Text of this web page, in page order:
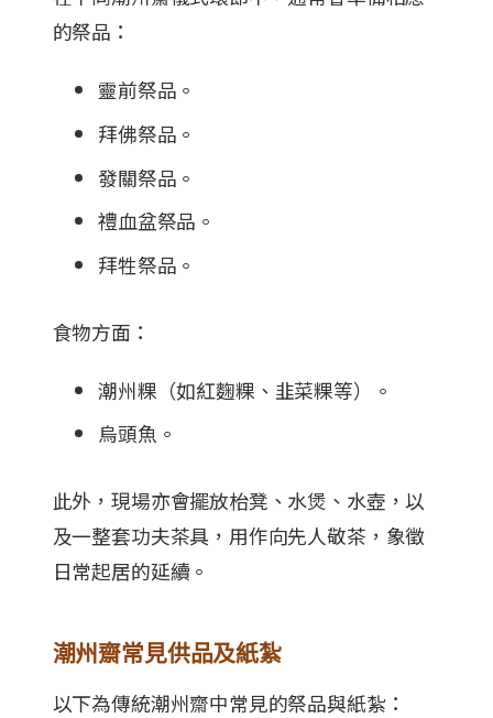
的祭品：
靈前祭品。
拜佛祭品。
發關祭品。
禮血盆祭品。
拜牲祭品。
食物方面：
潮州粿（如紅麴粿、韭菜粿等）。
烏頭魚。
此外，現場亦會擺放枱凳、水煲、水壺，以
及一整套功夫茶具，用作向先人敬茶，象徵
日常起居的延續。
潮州齋常見供品及紙紮
以下為傳統潮州齋中常見的祭品與紙紮：